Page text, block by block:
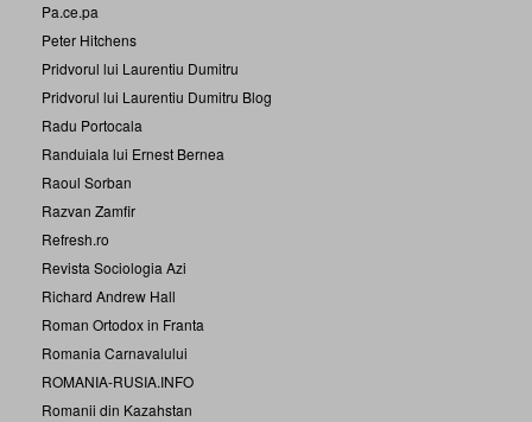
Pa.ce.pa
Peter Hitchens
Pridvorul lui Laurentiu Dumitru
Pridvorul lui Laurentiu Dumitru Blog
Radu Portocala
Randuiala lui Ernest Bernea
Raoul Sorban
Razvan Zamfir
Refresh.ro
Revista Sociologia Azi
Richard Andrew Hall
Roman Ortodox in Franta
Romania Carnavalului
ROMANIA-RUSIA.INFO
Romanii din Kazahstan